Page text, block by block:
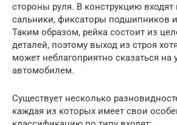
стороны руля. В конструкцию
сальники, фиксаторы подшипников
Таким образом, рейка состоит из
деталей, поэтому выход из строя
может неблагоприятно сказаться на
автомобилем.
Существует несколько
каждая из которых имеет свои